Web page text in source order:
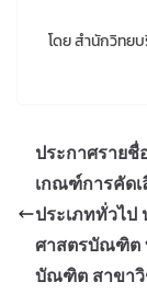
โดย สำนักวิทยบ
ประกาศราย
เกณฑ์การคัด
ประเภททั่วไป
ศาสตรบัณฑิต
บัณฑิต สาขาวิ